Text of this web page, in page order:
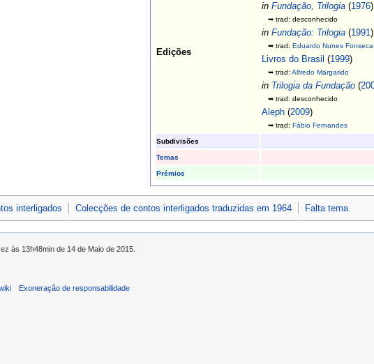
Edições
in Fundação, Trilogia (1976)
➥ trad: desconhecido
in Fundação: Trilogia (1991)
➥ trad: Eduardo Nunes Fonseca
Livros do Brasil (1999)
➥ trad: Alfredo Margarido
in Trilogia da Fundação (
➥ trad: desconhecido
Aleph (2009)
➥ trad: Fábio Fernandes
Subdivisões
Temas
Prémios
interligados Colecções de contos interligados traduzidas em 1964 Falta tema
às 13h48min de 14 de Maio de 2015.
Exoneração de responsabilidade